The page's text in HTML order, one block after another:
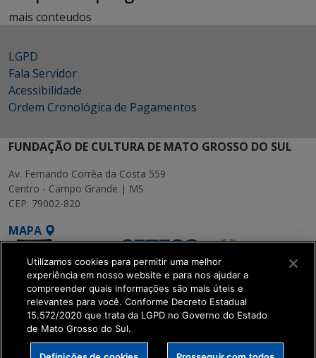
mais conteudos
LGPD
Fala Servidor
Acessibilidade
Ordem Cronológica de Pagamentos
FUNDAÇÃO DE CULTURA DE MATO GROSSO DO SUL
Av. Fernando Corrêa da Costa 559
Centro - Campo Grande | MS
CEP: 79002-820
MAPA
SETDIG | Secretaria-
Executiva de
Transformação Digital
Utilizamos cookies para permitir uma melhor
experiência em nosso website e para nos ajudar a
compreender quais informações são mais úteis e
relevantes para você. Conforme Decreto Estadual
15.572/2020 que trata da LGPD no Governo do Estado
de Mato Grosso do Sul.